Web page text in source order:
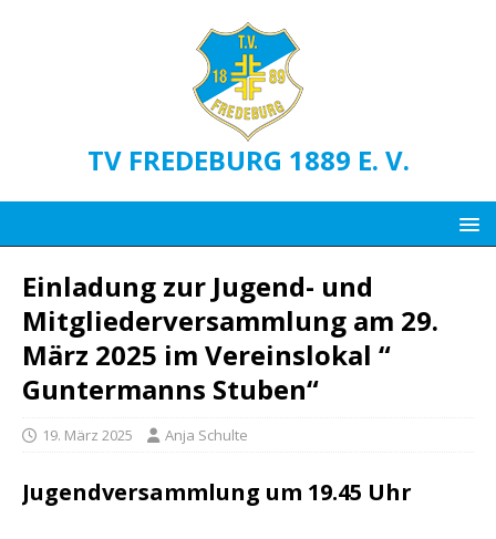
TV FREDEBURG 1889 E. V.
Einladung zur Jugend- und
Mitgliederversammlung am 29.
März 2025 im Vereinslokal “
Guntermanns Stuben“
19. März 2025 Anja Schulte
Jugendversammlung um 19.45 Uhr